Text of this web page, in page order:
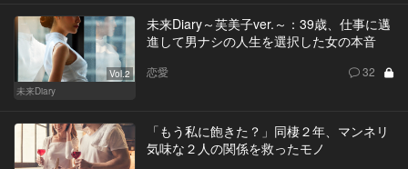
Vol.2
未来Diary
未来Diary～芙美子ver.～：39歳、仕事に邁
進して男ナシの人生を選択した女の本音
恋愛 32
「もう私に飽きた？」同棲２年、マンネリ
気味な２人の関係を救ったモノ